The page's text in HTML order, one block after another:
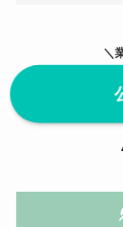
＼